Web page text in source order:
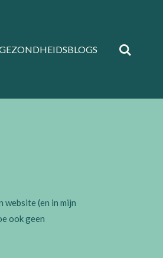
website (en in mijn
ook geen